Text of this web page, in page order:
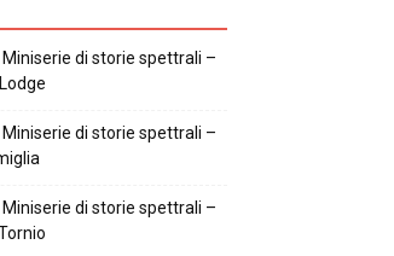
di storie spettrali –
di storie spettrali –
di storie spettrali –